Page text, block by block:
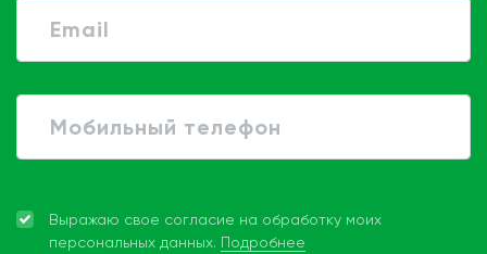
Выражаю свое согласие на обработку моих
персональных данных. Подробнее